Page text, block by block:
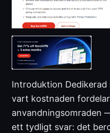
Introduktion
vart kostnaden
anvandningsomraden
ett tydligt svar: det